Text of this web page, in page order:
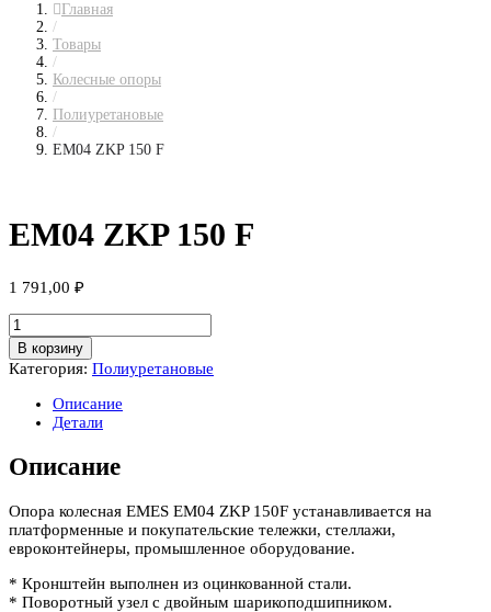
Главная
/
Товары
/
Колесные опоры
/
Полиуретановые
/
EM04 ZKP 150 F
EM04 ZKP 150 F
1 791,00 ₽
Количество
товара
EM04
ZKP
В корзину
Категория: Полиуретановые
Описание
Детали
Описание
Опора колесная EMES EM04 ZKP 150F устанавливается на
платформенные и покупательские тележки, стеллажи,
евроконтейнеры, промышленное оборудование.
* Кронштейн выполнен из оцинкованной стали.
* Поворотный узел с двойным шарикоподшипником.